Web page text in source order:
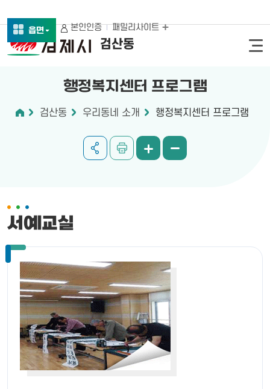
검산동
읍면 본인인증 패밀리사이트
행정복지센터 프로그램
검산동 우리동네 소개 행정복지센터 프로그램
서예교실